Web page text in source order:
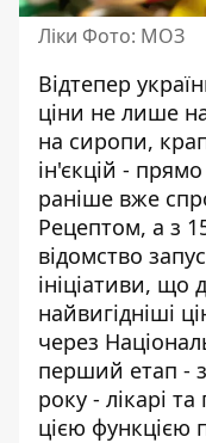
Ліки Фото: МОЗ
Відтепер
ціни не лише
на сиропи,
ін'єкцій -
раніше вже
Рецептом, а з
відомство
ініціативи, що
найвигідніші
через
перший етап -
року - лікарі
цією функцією